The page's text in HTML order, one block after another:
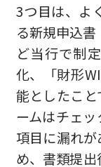
3つ目は、よ
る新規申込
ど当行で制
化、「財形
能としたこ
ームはチェ
項目に漏れ
め、書類提